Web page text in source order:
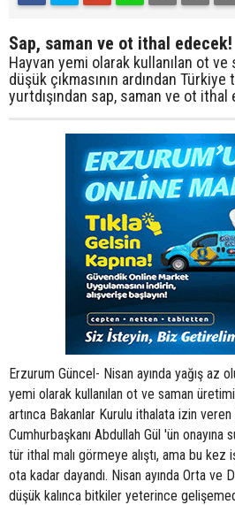
Sap, saman ve ot ithal edecek!
Hayvan yemi olarak kullanılan ot
düşük çıkmasının ardından
yurtdışından sap, saman ve ot ithal
Erzurum Güncel- Nisan ayında yağış az
yemi olarak kullanılan ot ve saman
artınca Bakanlar Kurulu ithalata izin
Cumhurbaşkanı Abdullah Gül 'ün onayına
tür ithal malı görmeye alıştı, ama bu kez
ota kadar dayandı. Nisan ayında Orta ve
düşük kalınca bitkiler yeterince